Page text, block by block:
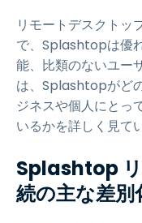
リモートデスクトッ
で、Splashtopは優
能、比類のないユー
は、Splashtopがど
ジネスや個人にとっ
いるかを詳しく見て
Splashtop
続の主な差別